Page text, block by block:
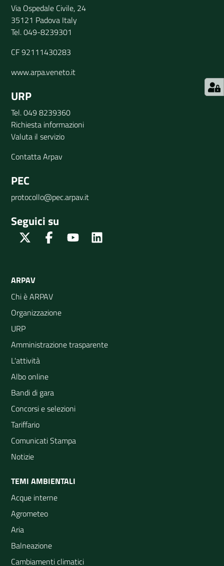
Via Ospedale Civile, 24
35121 Padova Italy
Tel. 049-8239301
CF 92111430283
www.arpa.veneto.it
URP
Tel. 049 8239360
Richiesta informazioni
Valuta il servizio
Contatta Arpav
PEC
protocollo@pec.arpav.it
Seguici su
Twitter FacebookYoutube
ARPAV
Chi è ARPAV
Organizzazione
URP
Amministrazione trasparente
L'attività
Albo online
Bandi di gara
Concorsi e selezioni
Tariffario
Comunicati Stampa
Notizie
TEMI AMBIENTALI
Acque interne
Agrometeo
Aria
Balneazione
Cambiamenti climatici